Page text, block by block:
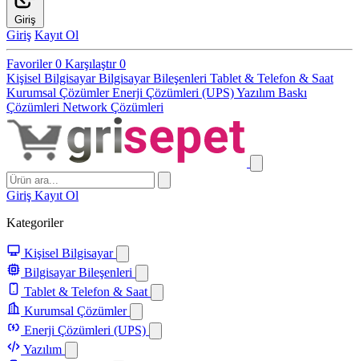
Giriş
Giriş Kayıt Ol
Favoriler0 Karşılaştır0
Kişisel BilgisayarBilgisayar Bileşenleri Tablet & Telefon & Saat
Kurumsal ÇözümlerEnerji Çözümleri (UPS)Yazılım Baskı
Çözümleri Network Çözümleri
Giriş Kayıt Ol
Kategoriler
Kişisel Bilgisayar
Bilgisayar Bileşenleri
Tablet & Telefon & Saat
Kurumsal Çözümler
Enerji Çözümleri (UPS)
Yazılım